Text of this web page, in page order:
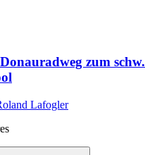
zum
Lafogler